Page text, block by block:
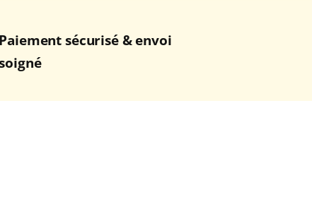
Paiement sécurisé & envoi